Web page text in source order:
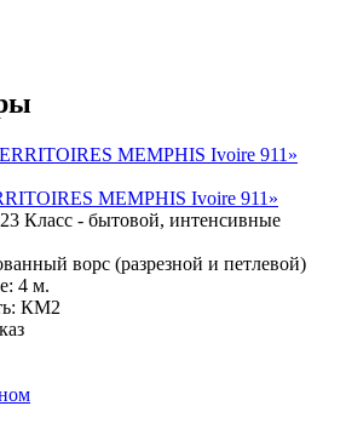
MEMPHIS Ivoire 911»
23 Класс - бытовой, интенсивные
ворс (разрезной и петлевой)
4 м.
КМ2